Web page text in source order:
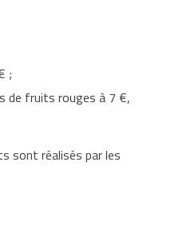
;
de fruits rouges à 7 €,
sont réalisés par les